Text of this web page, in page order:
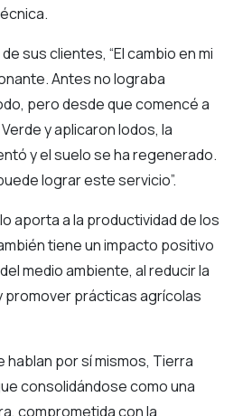
sus clientes, “El cambio en mi
Antes no lograba
pero desde que comencé a
y aplicaron lodos, la
y el suelo se ha regenerado.
lograr este servicio”.
aporta a la productividad de los
tiene un impacto positivo
medio ambiente, al reducir la
promover prácticas agrícolas
hablan por sí mismos, Tierra
consolidándose como una
comprometida con la